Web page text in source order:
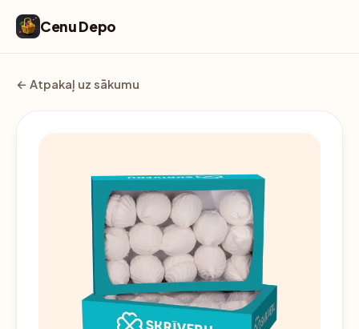
Cenu Depo
← Atpakaļ uz sākumu